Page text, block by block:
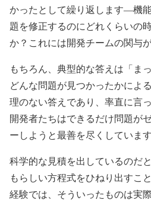
かったとして繰り返します―機
題を修正するのにどれくらいの
か？これには開発チームの関与が
もちろん、典型的な答えは「ま
どんな問題が見つかったかによ
理のない答えであり、率直に言
開発者たちはできるだけ問題が
ーしようと最善を尽くしています
科学的な見積を出しているのだ
もらしい方程式をひねり出すこ
経験では、そういったものは実